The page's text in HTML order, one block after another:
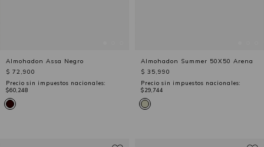
Almohadon Assa Negro
$ 72,900
Precio sin impuestos nacionales:
$60,248
Almohadon Summer 50X50 Arena
$ 35,990
Precio sin impuestos nacionales:
$29,744